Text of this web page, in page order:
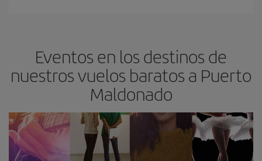
Eventos en los destinos de
nuestros vuelos baratos a Puerto
Maldonado